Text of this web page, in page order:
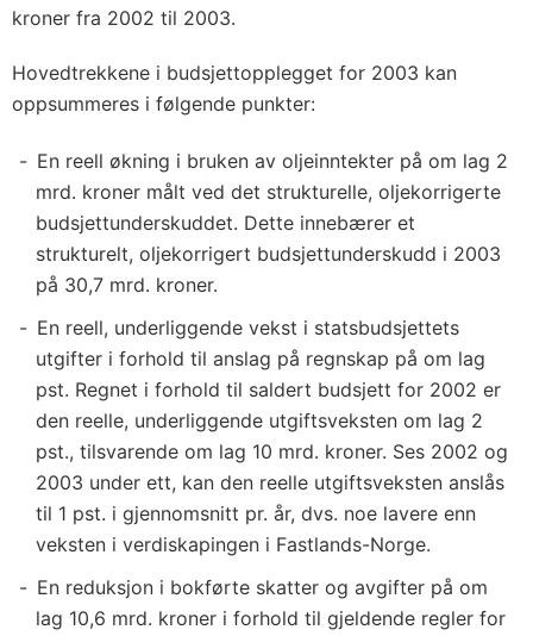
kroner fra 2002 til 2003.
Hovedtrekkene i budsjettopplegget for 2003 kan
oppsummeres i følgende punkter:
En reell økning i bruken av oljeinntekter på om lag 2
mrd. kroner målt ved det strukturelle, oljekorrigerte
budsjettunderskuddet. Dette innebærer et
strukturelt, oljekorrigert budsjettunderskudd i 2003
på 30,7 mrd. kroner.
En reell, underliggende vekst i statsbudsjettets
utgifter i forhold til anslag på regnskap på om lag
pst. Regnet i forhold til saldert budsjett for 2002 er
den reelle, underliggende utgiftsveksten om lag 2
pst., tilsvarende om lag 10 mrd. kroner. Ses 2002 og
2003 under ett, kan den reelle utgiftsveksten anslås
til 1 pst. i gjennomsnitt pr. år, dvs. noe lavere enn
veksten i verdiskapingen i Fastlands-Norge.
En reduksjon i bokførte skatter og avgifter på om
lag 10,6 mrd. kroner i forhold til gjeldende regler for